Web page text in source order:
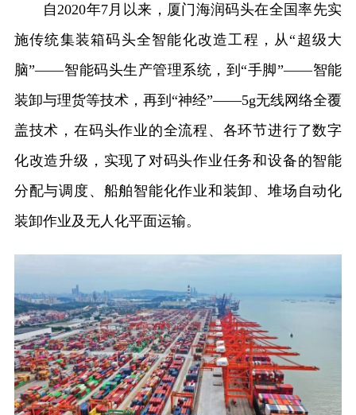
自2020年7月以来，厦门海润码头在全国率先实
施传统集装箱码头全智能化改造工程，从“超级大
脑”——智能码头生产管理系统，到“手脚”——智能
装卸与理货等技术，再到“神经”——5g无线网络全覆
盖技术，在码头作业的全流程、各环节进行了数字
化改造升级，实现了对码头作业任务和设备的智能
分配与调度、船舶智能化作业和装卸、堆场自动化
装卸作业及无人化平面运输。